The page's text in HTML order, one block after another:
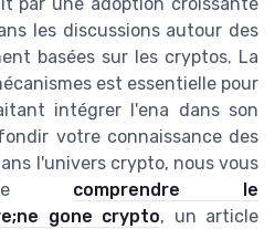
par une adoption croissante
les discussions autour des
basées sur les cryptos. La
est essentielle pour
intégrer l'ena dans son
votre connaissance des
l'univers crypto, nous vous
de comprendre le
gone crypto, un article